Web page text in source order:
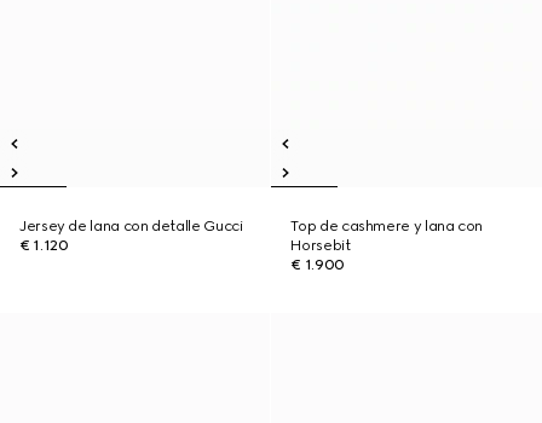
Jersey de lana con detalle Gucci
€ 1.120
Top de cashmere y lana con
Horsebit
€ 1.900